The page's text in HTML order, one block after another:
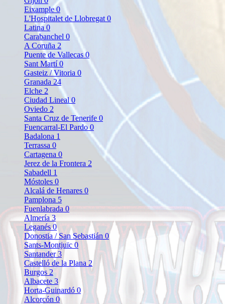
Eixample0
L'Hospitalet de Llobregat 0
Latina 0
Carabanchel 0
A Coruña 2
Puente de Vallecas0
Sant Martí0
Gasteiz / Vitoria 0
Granada 24
Elche 2
Ciudad Lineal0
Oviedo 2
Santa Cruz de Tenerife 0
Fuencarral-El Pardo0
Badalona 1
Terrassa 0
Cartagena 0
Jerez de la Frontera 2
Sabadell 1
Móstoles 0
Alcalá de Henares 0
Pamplona 5
Fuenlabrada0
Almería 3
Leganés0
Donostia / San Sebastián 0
Sants-Montjuïc 0
Santander3
Castelló de la Plana2
Burgos 2
Albacete 3
Horta-Guinardó 0
Alcorcón 0